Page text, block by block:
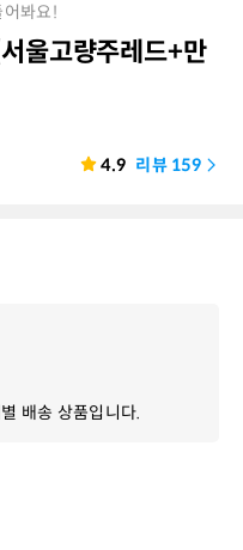
봐요!
울고량주레드+만
4.9 리뷰 159
배송 상품입니다.